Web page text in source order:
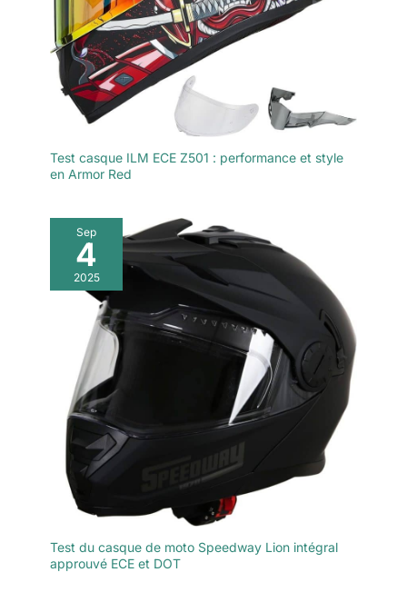
Test casque ILM ECE Z501 : performance et style
en Armor Red
Sep
4
2025
Test du casque de moto Speedway Lion intégral
approuvé ECE et DOT